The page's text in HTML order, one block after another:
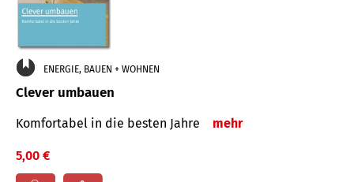
ENERGIE, BAUEN + WOHNEN
Clever umbauen
Komfortabel in die besten Jahre mehr
5,00 €